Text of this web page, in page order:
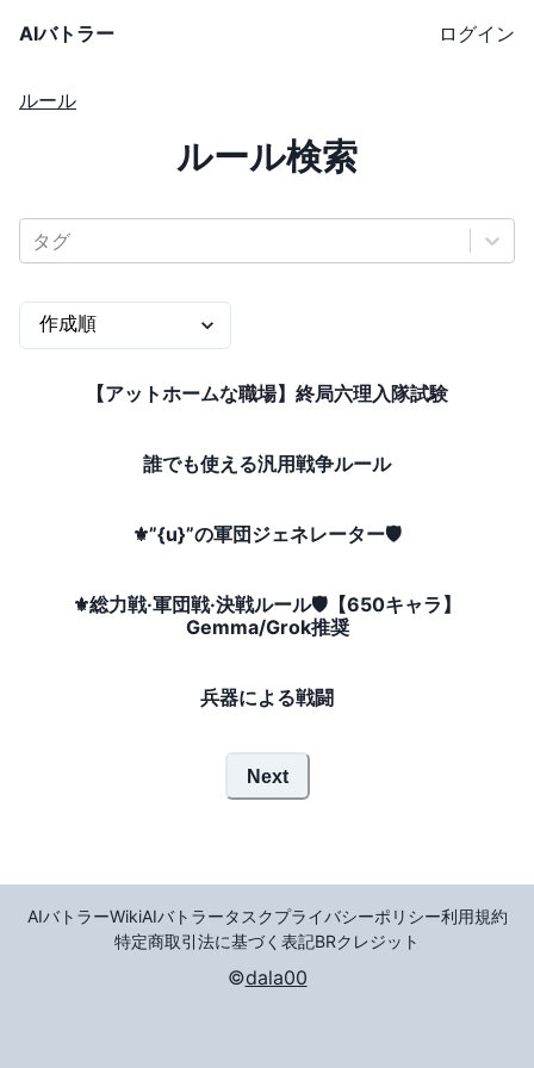
AIバトラー ログイン
ルール
ルール検索
タグ
【アットホームな職場】終局六理入隊試験
誰でも使える汎用戦争ルール
⚜️”{u}”の軍団ジェネレーター🛡
⚜️総力戦·軍団戦·決戦ルール🛡【650キャラ】
Gemma/Grok推奨
兵器による戦闘
Next
AIバトラーWikiAIバトラータスクプライバシーポリシー利用規約
特定商取引法に基づく表記BRクレジット
©dala00